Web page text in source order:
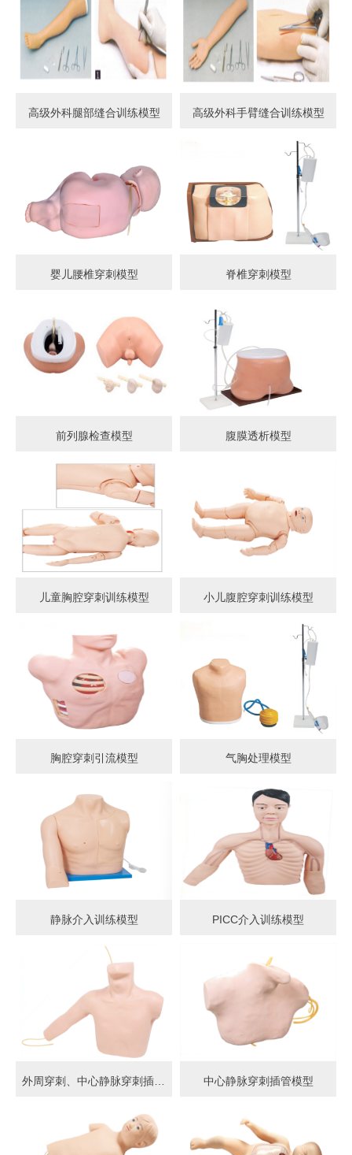
高级外科腿部缝合训练模型 高级外科手臂缝合训练模型
婴儿腰椎穿刺模型 脊椎穿刺模型
前列腺检查模型 腹膜透析模型
儿童胸腔穿刺训练模型 小儿腹腔穿刺训练模型
胸腔穿刺引流模型 气胸处理模型
静脉介入训练模型 PICC介入训练模型
外周穿刺、中心静脉穿刺插管模型 中心静脉穿刺插管模型